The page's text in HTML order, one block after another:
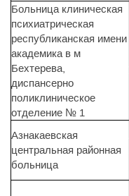
Больница клиническая
психиатрическая
республиканская имени
академика в м
Бехтерева,
диспансерно
поликлиническое
отделение № 1
Азнакаевская
центральная районная
больница